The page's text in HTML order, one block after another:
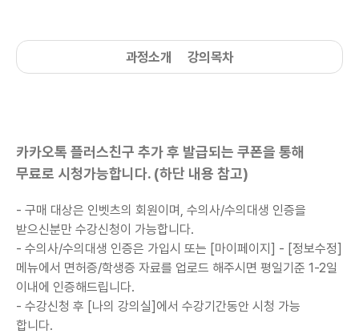
과정소개 강의목차
카카오톡 플러스친구 추가 후 발급되는 쿠폰을 통해
무료로 시청가능합니다. (하단 내용 참고)
- 구매 대상은 인벳츠의 회원이며, 수의사/수의대생 인증을
받으신분만 수강신청이 가능합니다.
- 수의사/수의대생 인증은 가입시 또는 [마이페이지] - [정보수정]
메뉴에서 면허증/학생증 자료를 업로드 해주시면 평일기준 1-2일
이내에 인증해드립니다.
- 수강신청 후 [나의 강의실]에서 수강기간동안 시청 가능
합니다.